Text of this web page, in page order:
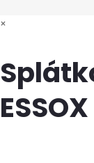
×
ESSOX